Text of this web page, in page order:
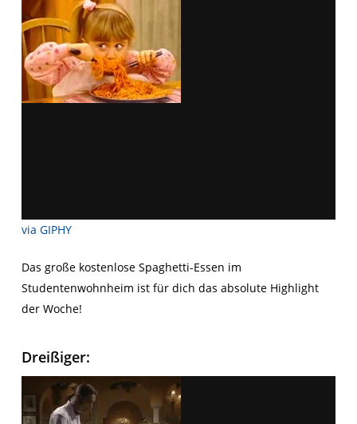
via GIPHY
Das große kostenlose Spaghetti-Essen im
Studentenwohnheim ist für dich das absolute Highlight
der Woche!
Dreißiger: